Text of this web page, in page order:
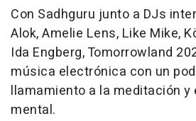
Con Sadhguru junto a DJs
Alok, Amelie Lens, Like Mike,
Ida Engberg, Tomorrowland
música electrónica con un
llamamiento a la meditación y
mental.